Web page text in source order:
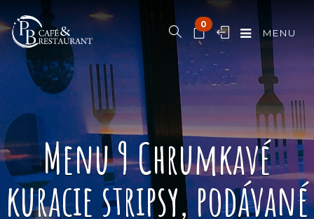
0
MENU
Menu 9 Chrumkavé
kuracie stripsy, podávané